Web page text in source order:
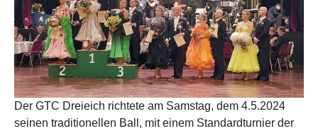
Der GTC Dreieich richtete am Samstag, dem 4.5.2024
seinen traditionellen Ball, mit einem Standardturnier der